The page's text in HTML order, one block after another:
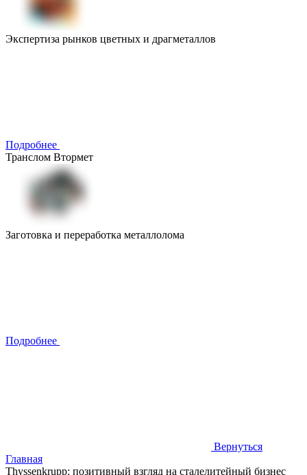
Экспертиза рынков цветных и драгметаллов
Подробнее
Транслом Втормет
Заготовка и переработка металлолома
Подробнее
Вернуться
Главная
Thyssenkrupp: позитивный взгляд на сталелитейный бизнес